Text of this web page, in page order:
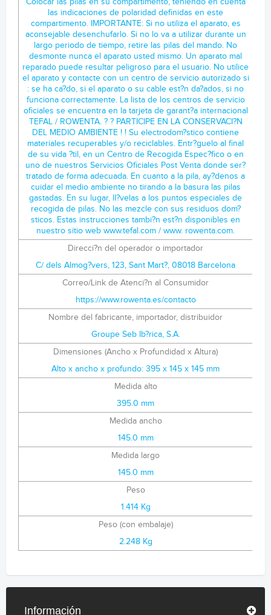
las indicaciones de polaridad definidas en este
compartimento. IMPORTANTE: Si no utiliza el aparato, es
aconsejable desenchufarlo. Si no lo va a utilizar durante un
largo periodo de tiempo, retire las pilas del mando. No
desmonte nunca el aparato usted mismo. Un aparato mal
reparado puede resultar peligroso para el usuario. No utilice
el aparato y contacte con un centro de servicio autorizado si
: se ha ca?do, si el aparato o su cable est?n da?ados, si no
funciona correctamente. La lista de los centros de servicio
oficiales se encuentra en la tarjeta de garant?a internacional
TEFAL / ROWENTA. ? ? PARTICIPE EN LA CONSERVACI?N
DEL MEDIO AMBIENTE ! ! Su electrodom?stico contiene
materiales recuperables y/o reciclables. Entr?guelo al final
de su vida ?til, en un Centro de Recogida Espec?fico o en
uno de nuestros Servicios Oficiales Post Venta donde ser?
tratado de forma adecuada. En cuanto a la pila, ay?denos a
cuidar el medio ambiente no tirando a la basura las pilas
gastadas. En su lugar, ll?velas a los puntos especiales de
recogida de pilas. No las mezcle con sus residuos dom?
sticos. Estas instrucciones tambi?n est?n disponibles en
nuestro sitio web www.tefal.com / www. rowenta.com.
Direcci?n del operador o importador
C/ dels Almog?vers, 123, Sant Mart?, 08018 Barcelona
Correo/Link de Atenci?n al Consumidor
https://www.rowenta.es/contacto
Nombre del fabricante, importador, distribuidor
Groupe Seb Ib?rica, S.A.
Dimensiones (Ancho x Profundidad x Altura)
Alto x ancho x profundo: 395 x 145 x 145 mm
Medida alto
395.0 mm
Medida ancho
145.0 mm
Medida largo
145.0 mm
Peso
1.414 Kg
Peso (con embalaje)
2.248 Kg
Información